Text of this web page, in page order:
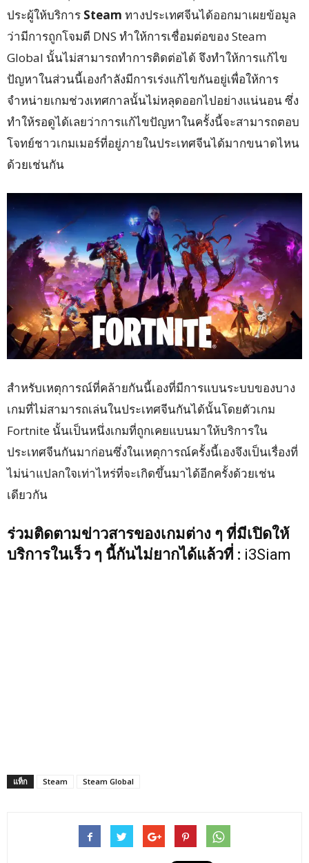
ประผู้ให้บริการ Steam ทางประเทศจีนได้ออกมาเผยข้อมูล
ว่ามีการถูกโจมตี DNS ทำให้การเชื่อมต่อของ Steam
Global นั้นไม่สามารถทำการติดต่อได้ จึงทำให้การแก้ไข
ปัญหาในส่วนนี้เองกำลังมีการเร่งแก้ไขกันอยู่เพื่อให้การ
จำหน่ายเกมช่วงเทศกาลนั้นไม่หลุดออกไปอย่างแน่นอน ซึ่ง
ทำให้รอดูได้เลยว่าการแก้ไขปัญหาในครั้งนี้จะสามารถตอบ
โจทย์ชาวเกมเมอร์ที่อยู่ภายในประเทศจีนได้มากขนาดไหน
ด้วยเช่นกัน
สำหรับเหตุการณ์ที่คล้ายกันนี้เองที่มีการแบนระบบของบาง
เกมที่ไม่สามารถเล่นในประเทศจีนกันได้นั้นโดยตัวเกม
Fortnite นั้นเป็นหนึ่งเกมที่ถูกเคยแบนมาให้บริการใน
ประเทศจีนกันมาก่อนซึ่งในเหตุการณ์ครั้งนี้เองจึงเป็นเรื่องที่
ไม่น่าแปลกใจเท่าไหร่ที่จะเกิดขึ้นมาได้อีกครั้งด้วยเช่น
เดียวกัน
ร่วมติดตามข่าวสารของเกมต่าง ๆ ที่มีเปิดให้
บริการในเร็ว ๆ นี้กันไม่ยากได้แล้วที่ : i3Siam
แท็ก Steam Steam Global